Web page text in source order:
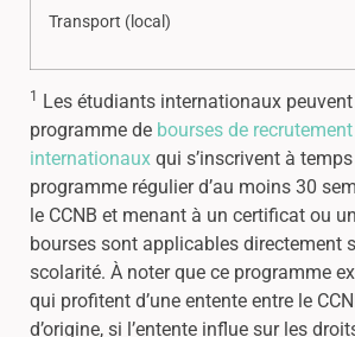
Transport (local)
1 Les étudiants internationaux
programme de bourses de
internationaux qui s’inscrivent à
programme régulier d’au moins 30
le CCNB et menant à un certificat ou
bourses sont applicables directement
scolarité. À noter que ce programme
qui profitent d’une entente entre le
d’origine, si l’entente influe sur les